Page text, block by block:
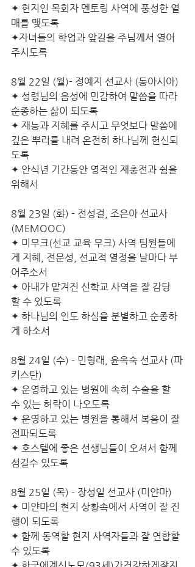
✦ 현지인 목회자 멘토링 사역에 풍성한 열
매를 맺도록
✦자녀들의 학업과 앞길을 주님께서 열어
주시도록
8월 22일 (월)- 정예지 선교사 (동아시아)
✦ 성령님의 음성에 민감하여 말씀을 따라
순종하는 삶이 되도록
✦ 재능과 지혜를 주시고 무엇보다 말씀에
깊은 뿌리를 내려 온전히 하나님께 헌신되
도록
✦ 안식년 기간동안 영적인 재충전과 쉼을
위해서
8월 23일 (화) - 전성걸, 조은아 선교사
(MEMOOC)
✦ 미무크(선교 교육 무크) 사역 팀원들에
게 지혜, 전문성, 선교적 열정을 날마다 부
어주소서
✦ 아내가 맡겨진 신학교 사역을 잘 감당
할 수 있도록
✦ 하나님의 인도 하심을 분별하고 순종하
게 하소서
8월 24일 (수) - 민형래, 윤옥숙 선교사 (파
키스탄)
✦ 운영하고 있는 병원에 속히 수술을 할
수 있는 허락이 나오도록
✦ 운영하고 있는 병원을 통해서 복음이 잘
전파되도록
✦ 호스텔에 좋은 선생님들이 오셔서 함께
섬길수 있도록
8월 25일 (목) - 장성일 선교사 (미얀마)
✦ 미얀마의 현지 상황속에서 사역이 잘 진
행이 되도록
✦ 함께 동역할 현지 사역자들과 잘 연합할
수 있도록